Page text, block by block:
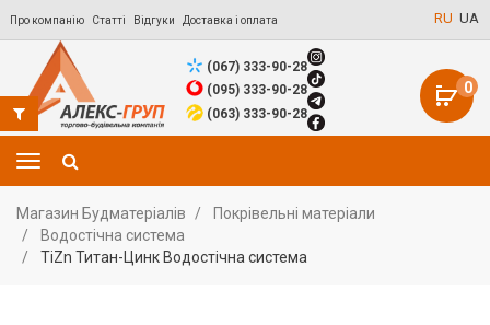
Про компанію Статті Відгуки Доставка і оплата RU UA
0
(067) 333-90-28
(095) 333-90-28
(063) 333-90-28
Магазин Будматеріалів
Покрівельні матеріали
Водостічна система
TiZn Титан-Цинк Водостічна система